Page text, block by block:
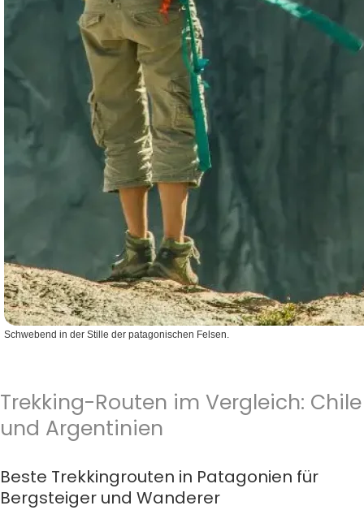
Schwebend in der Stille der patagonischen Felsen.
Trekking-Routen im Vergleich: Chile
und Argentinien
Beste Trekkingrouten in Patagonien für
Bergsteiger und Wanderer